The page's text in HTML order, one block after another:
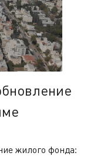
жилого фонда: